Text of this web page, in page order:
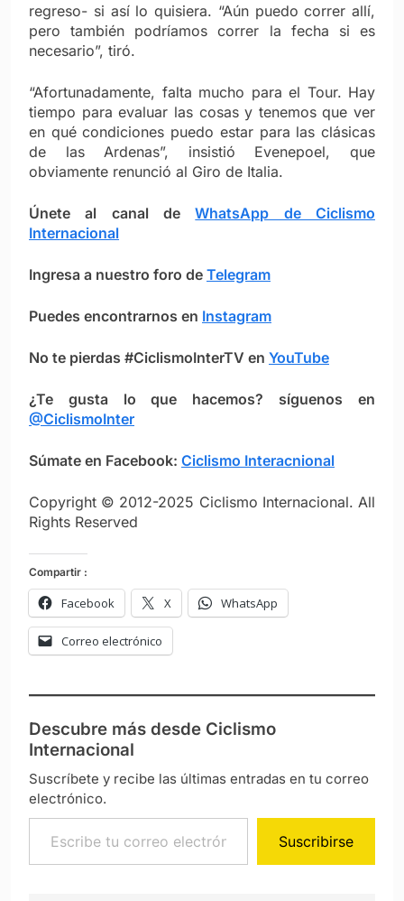
regreso- si así lo quisiera. “Aún puedo correr allí,
pero también podríamos correr la fecha si es
necesario”, tiró.
“Afortunadamente, falta mucho para el Tour. Hay
tiempo para evaluar las cosas y tenemos que ver
en qué condiciones puedo estar para las clásicas
de las Ardenas”, insistió Evenepoel, que
obviamente renunció al Giro de Italia.
Únete al canal deWhatsApp de Ciclismo
Internacional
Ingresa a nuestro foro de Telegram
Puedes encontrarnos en Instagram
No te pierdas #CiclismoInterTV en YouTube
¿Te gusta lo que hacemos? síguenos en
@CiclismoInter
Súmate en Facebook: Ciclismo Interacnional
Copyright © 2012-2025 Ciclismo Internacional. All
Rights Reserved
Compartir :
Facebook X WhatsApp
Correo electrónico
Descubre más desde Ciclismo
Internacional
Suscríbete y recibe las últimas entradas en tu correo
electrónico.
Escribe tu correo electrónico…
Suscribirse